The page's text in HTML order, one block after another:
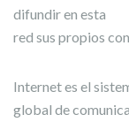
difundir en esta
red sus propios
Internet es el
global de